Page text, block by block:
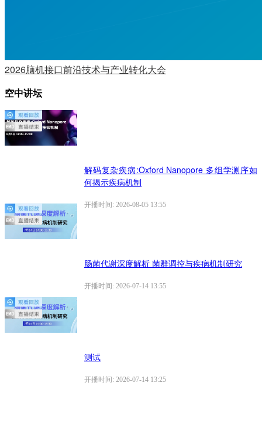
2026脑机接口前沿技术与产业转化大会
空中讲坛
解码复杂疾病:Oxford Nanopore 多组学测序如
何揭示疾病机制
开播时间: 2026-08-05 13:55
肠菌代谢深度解析 菌群调控与疾病机制研究
开播时间: 2026-07-14 13:55
测试
开播时间: 2026-07-14 13:25